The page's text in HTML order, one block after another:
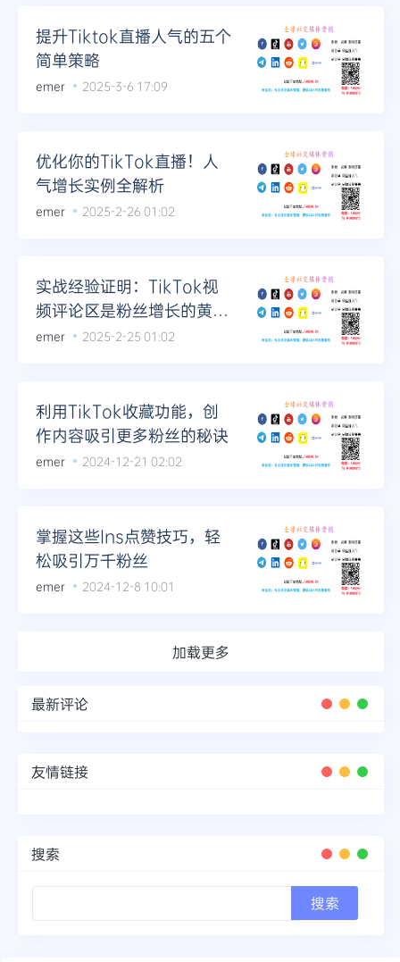
提升Tiktok直播人气的五个
简单策略
emer 2025-3-6 17:09
优化你的TikTok直播！人
气增长实例全解析
emer 2025-2-26 01:02
实战经验证明：TikTok视
频评论区是粉丝增长的黄金
地带
emer 2025-2-25 01:02
利用TikTok收藏功能，创
作内容吸引更多粉丝的秘诀
emer 2024-12-21 02:02
掌握这些Ins点赞技巧，轻
松吸引万千粉丝
emer 2024-12-8 10:01
加载更多
最新评论
友情链接
搜索